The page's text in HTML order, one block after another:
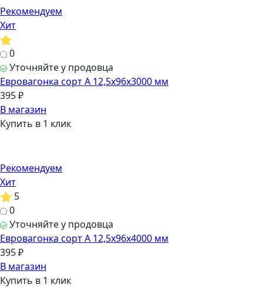
Рекомендуем
Хит
0
Уточняйте у продовца
Евровагонка сорт А 12,5х96х3000 мм
395 ₽
В магазин
Купить в 1 клик
Рекомендуем
Хит
5
0
Уточняйте у продовца
Евровагонка сорт А 12,5х96х4000 мм
395 ₽
В магазин
Купить в 1 клик